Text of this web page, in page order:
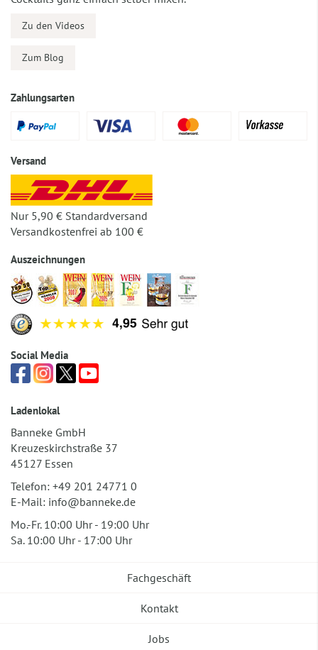
Zu den Videos
Zum Blog
Zahlungsarten
Versand
Nur 5,90 € Standardversand
Versandkostenfrei ab 100 €
Auszeichnungen
Social Media
Ladenlokal
Banneke GmbH
Kreuzeskirchstraße 37
45127 Essen
Telefon: +49 201 24771 0
E-Mail: info@banneke.de
Mo.-Fr. 10:00 Uhr - 19:00 Uhr
Sa. 10:00 Uhr - 17:00 Uhr
Fachgeschäft
Kontakt
Jobs